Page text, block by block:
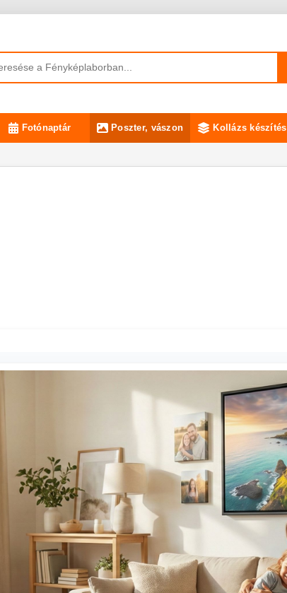
Fotónaptár Poszter, vászon Kollázs készítés